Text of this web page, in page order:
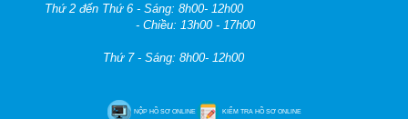
Thứ 2 đến Thứ 6 - Sáng: 8h00- 12h00
- Chiều: 13h00 - 17h00
Thứ 7 - Sáng: 8h00- 12h00
NỘP HỒ SƠ ONLINE KIỂM TRA HỒ SƠ ONLINE